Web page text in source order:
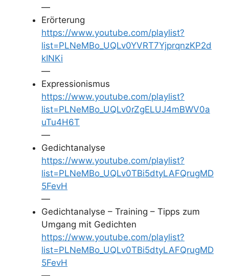
—
Erörterung
https://www.youtube.com/playlist?
list=PLNeMBo_UQLv0YVRT7YjprqnzKP2d
kINKi
—
Expressionismus
https://www.youtube.com/playlist?
list=PLNeMBo_UQLv0rZgELUJ4mBWV0a
uTu4H6T
—
Gedichtanalyse
https://www.youtube.com/playlist?
list=PLNeMBo_UQLv0TBi5dtyLAFQrugMD
5FevH
—
Gedichtanalyse – Training – Tipps zum
Umgang mit Gedichten
https://www.youtube.com/playlist?
list=PLNeMBo_UQLv0TBi5dtyLAFQrugMD
5FevH